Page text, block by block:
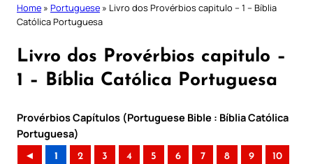
Home » Portuguese » Livro dos Provérbios capitulo – 1 – Bíblia
Católica Portuguesa
Livro dos Provérbios capitulo –
1 – Bíblia Católica Portuguesa
Provérbios Capítulos (Portuguese Bible : Bíblia Católica
Portuguesa)
◄ 1 2 3 4 5 6 7 8 9 10